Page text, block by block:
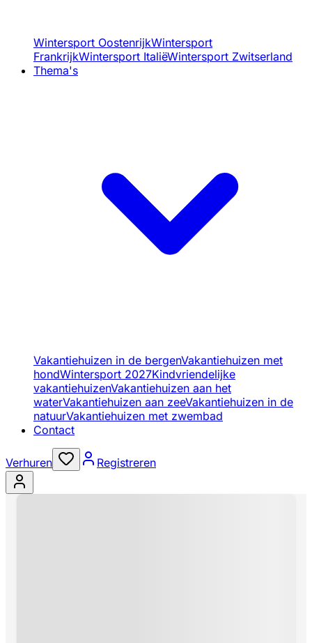
Wintersport OostenrijkWintersport
FrankrijkWintersport ItaliëWintersport Zwitserland
Thema's
Vakantiehuizen in de bergenVakantiehuizen met
hondWintersport 2027Kindvriendelijke
vakantiehuizenVakantiehuizen aan het
waterVakantiehuizen aan zeeVakantiehuizen in de
natuurVakantiehuizen met zwembad
Contact
Verhuren Registreren